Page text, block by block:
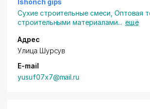
1.Текстильные хлопчатобумажные (ХБ).
2.Селилоза - Растительный полимер.
Ishonch gips
Сухие строительные смеси Оптовая
строительными материалами... ещё
Адрес
Улица Шурсув
E-mail
yusuf07x7@mail.ru